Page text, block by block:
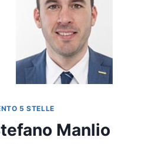
5 STELLE
Manlio